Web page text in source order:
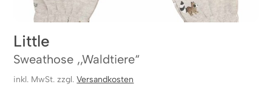
Little
Sweathose ,,Waldtiere“
inkl. MwSt. zzgl.Versandkosten